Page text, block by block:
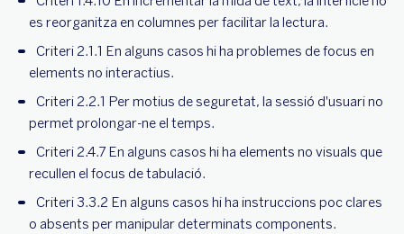
es reorganitza en columnes per facilitar la lectura.
Criteri 2.1.1 En alguns casos hi ha problemes de focus en
elements no interactius.
Criteri 2.2.1 Per motius de seguretat, la sessió d'usuari no
permet prolongar-ne el temps.
Criteri 2.4.7 En alguns casos hi ha elements no visuals que
recullen el focus de tabulació.
Criteri 3.3.2 En alguns casos hi ha instruccions poc clares
o absents per manipular determinats components.